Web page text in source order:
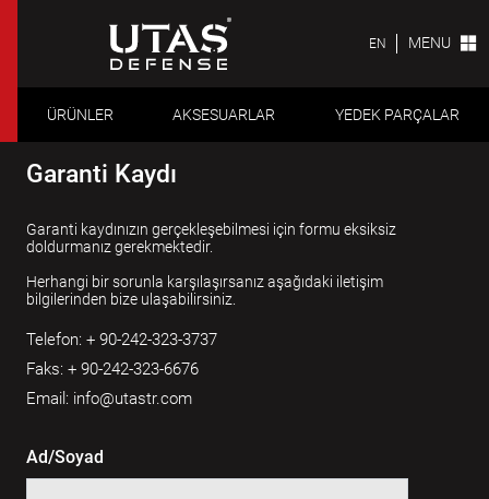
EN MENU
ÜRÜNLER AKSESUARLAR YEDEK PARÇALAR
Garanti Kaydı
Garanti kaydınızın gerçekleşebilmesi için formu eksiksiz
doldurmanız gerekmektedir.
Herhangi bir sorunla karşılaşırsanız aşağıdaki iletişim
bilgilerinden bize ulaşabilirsiniz.
Telefon: + 90-242-323-3737
Faks: + 90-242-323-6676
Email: info@utastr.com
Ad/Soyad